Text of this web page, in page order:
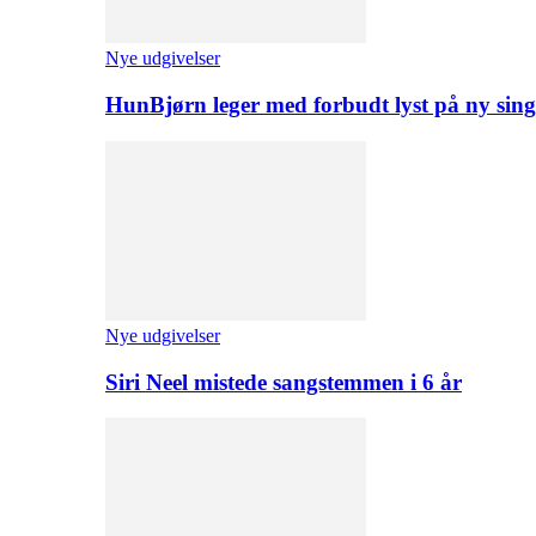
Nye udgivelser
HunBjørn leger med forbudt lyst på ny
Nye udgivelser
Siri Neel mistede sangstemmen i 6 år